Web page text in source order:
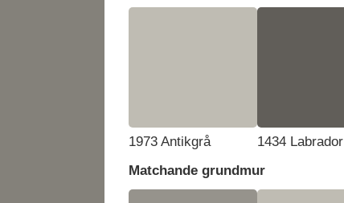
1973 Antikgrå
1434 Labrador
Matchande grundmur